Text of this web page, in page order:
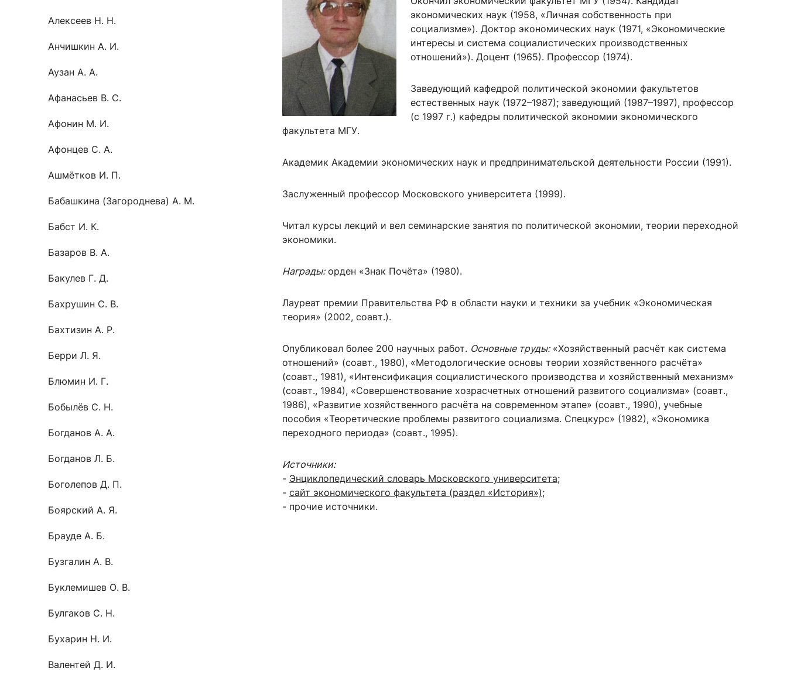
Оплата обучения онлайн
Закрепление
Курсы
Расписание
Часто задаваемые вопросы
Практика, стажировка и трудоустройство
Служба содействия трудоустройству
Новости / события / мероприятия
Информационные ресурсы
Электронные и цифровые базы
Издания факультета
ИИ в образовании
Преподавателям
Научный старт
Электронный журнал «Научные исследования экономического факультета»
Журнал «Вестник Московского университета». Серия: «Экономика»
Электронный журнал «Население и экономика»
Контакты
Алексеев Н. Н.
Анчишкин А. И.
Аузан А. А.
Афанасьев В. С.
Афонин М. И.
Афонцев С. А.
Ашмётков И. П.
Бабашкина (Загороднева) А. М.
Бабст И. К.
Базаров В. А.
Бакулев Г. Д.
Бахрушин С. В.
Бахтизин А. Р.
Берри Л. Я.
Блюмин И. Г.
Бобылёв С. Н.
Богданов А. А.
Богданов Л. Б.
Боголепов Д. П.
Боярский А. Я.
Брауде А. Б.
Бузгалин А. В.
Буклемишев О. В.
Булгаков С. Н.
Бухарин Н. И.
Валентей Д. И.
экономических наук (1958, «Личная собственность при
социализме»). Доктор экономических наук (1971, «Экономические
интересы и система социалистических производственных
отношений»). Доцент (1965). Профессор (1974).
Заведующий кафедрой политической экономии факультетов
естественных наук (1972–1987); заведующий (1987–1997), профессор
(с 1997 г.) кафедры политической экономии экономического
факультета МГУ.
Академик Академии экономических наук и предпринимательской деятельности России (1991).
Заслуженный профессор Московского университета (1999).
Читал курсы лекций и вел семинарские занятия по политической экономии, теории переходной
экономики.
Награды:орден «Знак Почёта» (1980).
Лауреат премии Правительства РФ в области науки и техники за учебник «Экономическая
теория» (2002, соавт.).
Опубликовал более 200 научных работ. Основные труды:«Хозяйственный расчёт как система
отношений» (соавт., 1980), «Методологические основы теории хозяйственного расчёта»
(соавт., 1981), «Интенсификация социалистического производства и хозяйственный механизм»
(соавт., 1984), «Совершенствование хозрасчетных отношений развитого социализма» (соавт.,
1986), «Развитие хозяйственного расчёта на современном этапе» (соавт., 1990), учебные
пособия «Теоретические проблемы развитого социализма. Спецкурс» (1982), «Экономика
переходного периода» (соавт., 1995).
Источники:
- Энциклопедический словарь Московского университета;
- сайт экономического факультета (раздел «История»);
- прочие источники.